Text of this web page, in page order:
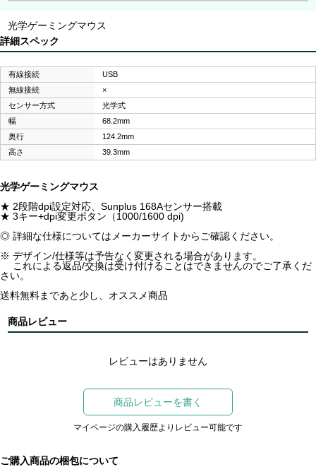
光学ゲーミングマウス
詳細スペック
有線接続
USB
無線接続
×
センサー方式
光学式
幅
68.2mm
奥行
124.2mm
高さ
39.3mm
光学ゲーミングマウス
★ 2段階dpi設定対応、Sunplus 168Aセンサー搭載
★ 3キー+dpi変更ボタン（1000/1600 dpi)
◎ 詳細な仕様についてはメーカーサイトからご確認ください。
※ デザイン/仕様等は予告なく変更される場合があります。
これによる返品/交換は受け付けることはできませんのでご了承くだ
さい。
送料無料まであと少し、オススメ商品
商品レビュー
レビューはありません
商品レビューを書く
マイページの購入履歴よりレビュー可能です
ご購入商品の梱包について